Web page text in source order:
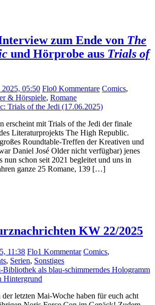
zum Ende von The
und Hörprobe aus Trials of
2025, 05:50 Flo0 Kommentare Comics,
& Hörspiele, Romane
erscheint mit Trials of the Jedi der finale
Literaturprojekts The High Republic.
Roundtable-Treffen der Kreativen und
Daniel José Older nicht verfügbar) jenes
nun schon seit 2021 begleitet und uns in
ganze 25 Romane, 139 […]
KW 22/2025
11:38 Flo1 Kommentar Comics,
, Serien, Sonstiges
letzten Mai-Woche haben für euch acht